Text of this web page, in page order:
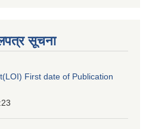
सूचना
First date of Publication